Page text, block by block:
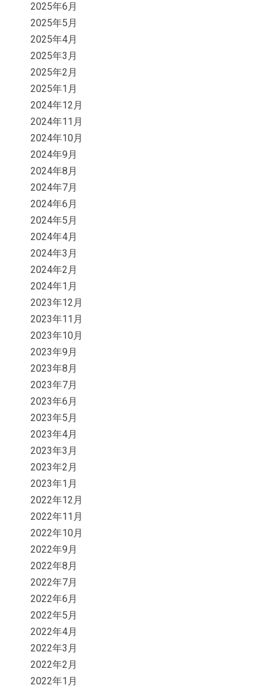
2025年6月
2025年5月
2025年4月
2025年3月
2025年2月
2025年1月
2024年12月
2024年11月
2024年10月
2024年9月
2024年8月
2024年7月
2024年6月
2024年5月
2024年4月
2024年3月
2024年2月
2024年1月
2023年12月
2023年11月
2023年10月
2023年9月
2023年8月
2023年7月
2023年6月
2023年5月
2023年4月
2023年3月
2023年2月
2023年1月
2022年12月
2022年11月
2022年10月
2022年9月
2022年8月
2022年7月
2022年6月
2022年5月
2022年4月
2022年3月
2022年2月
2022年1月